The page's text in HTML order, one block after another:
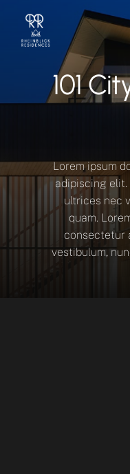
main
101Cit
Lorem ipsum
adipiscing elit.
ultrices nec
quam.
consectetur
vestibulum,